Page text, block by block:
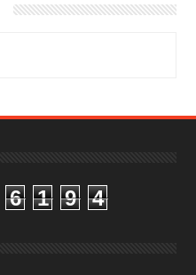
6 1 9 4